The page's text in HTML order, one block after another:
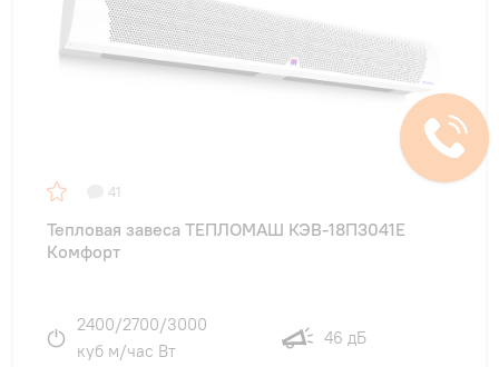
41
Тепловая завеса ТЕПЛОМАШ КЭВ-18П3041E
Комфорт
2400/2700/3000
куб м/час Вт
46 дБ